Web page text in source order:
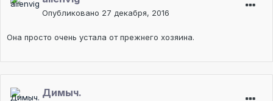
Опубликовано 27 декабря, 2016
Она просто очень устала от прежнего хозяина.
Димыч.